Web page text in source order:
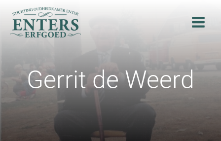
naar
Gerrit de Weerd